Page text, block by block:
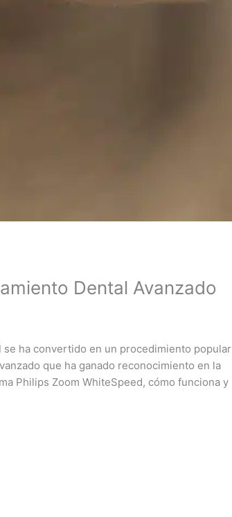
Dental Avanzado
ha convertido en un procedimiento popular
que ha ganado reconocimiento en la
Philips Zoom WhiteSpeed, cómo funciona y